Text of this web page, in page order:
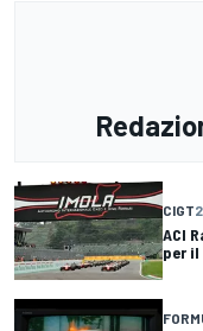
CIGT
ACI
per il